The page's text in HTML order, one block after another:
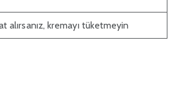
alırsanız, kremayı tüketmeyin